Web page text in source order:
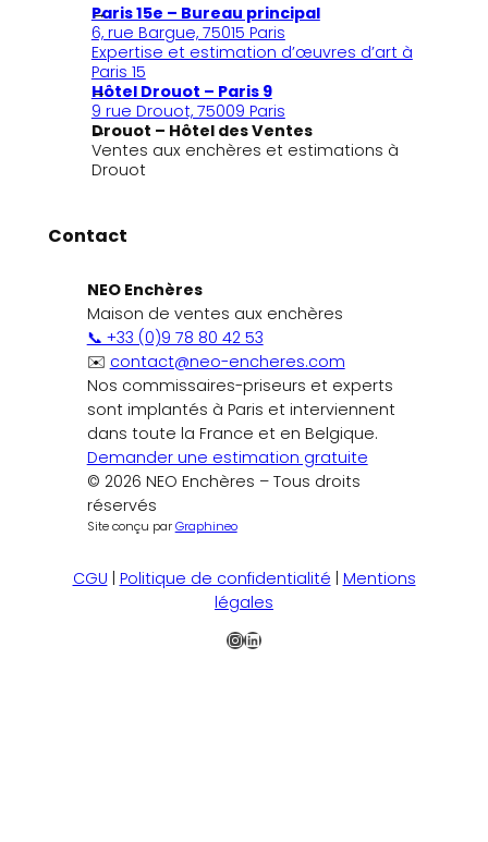
Paris 15e – Bureau principal
6, rue Bargue, 75015 Paris
Expertise et estimation d’œuvres d’art à
Paris 15
Hôtel Drouot – Paris 9
9 rue Drouot, 75009 Paris
Drouot – Hôtel des Ventes
Ventes aux enchères et estimations à
Drouot
Contact
NEO Enchères
Maison de ventes aux enchères
📞 +33 (0)9 78 80 42 53
✉️ contact@neo-encheres.com
Nos commissaires-priseurs et experts
sont implantés à Paris et interviennent
dans toute la France et en Belgique.
Demander une estimation gratuite
© 2026 NEO Enchères – Tous droits
réservés
Site conçu parGraphineo
CGU Politique de confidentialité Mentions
légales
Instagram
LinkedIn